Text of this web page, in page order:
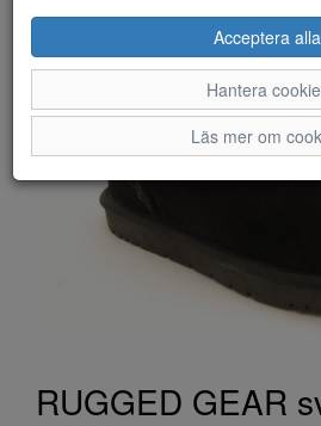
RUGGED GEAR
Acceptera alla
Hantera
Läs mer om